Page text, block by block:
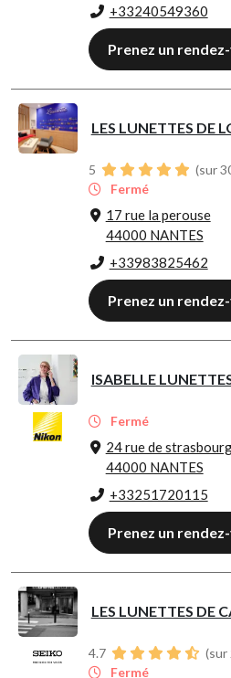
+33240549360
Prenez un
LES LUNETTES DE
5
(sur
Fermé
17 rue la perouse
44000 NANTES
+33983825462
Prenez un
ISABELLE
Fermé
24 rue de
44000 NANTES
+33251720115
Prenez un
LES LUNETTES DE
4.7
(sur
Fermé